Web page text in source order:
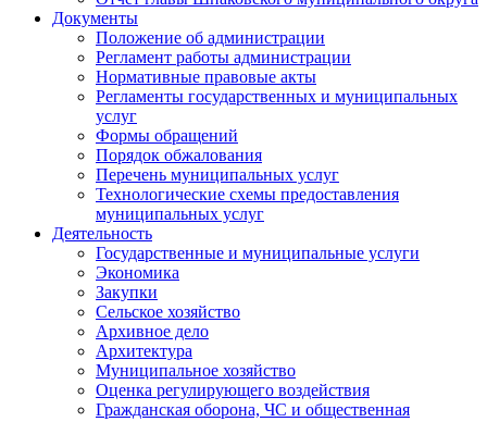
Документы
Положение об администрации
Регламент работы администрации
Нормативные правовые акты
Регламенты государственных и муниципальных
услуг
Формы обращений
Порядок обжалования
Перечень муниципальных услуг
Технологические схемы предоставления
муниципальных услуг
Деятельность
Государственные и муниципальные услуги
Экономика
Закупки
Сельское хозяйство
Архивное дело
Архитектура
Муниципальное хозяйство
Оценка регулирующего воздействия
Гражданская оборона, ЧС и общественная